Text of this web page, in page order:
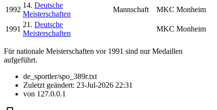
1992
14. Deutsche
Meisterschaften
Mannschaft MKC Monheim
1991
21. Deutsche
Meisterschaften
MKC Monheim
Für nationale Meisterschaften vor 1991 sind nur Medaillen
aufgeführt.
de_sportler/spo_389r.txt
Zuletzt geändert: 23-Jul-2026 22:31
von 127.0.0.1